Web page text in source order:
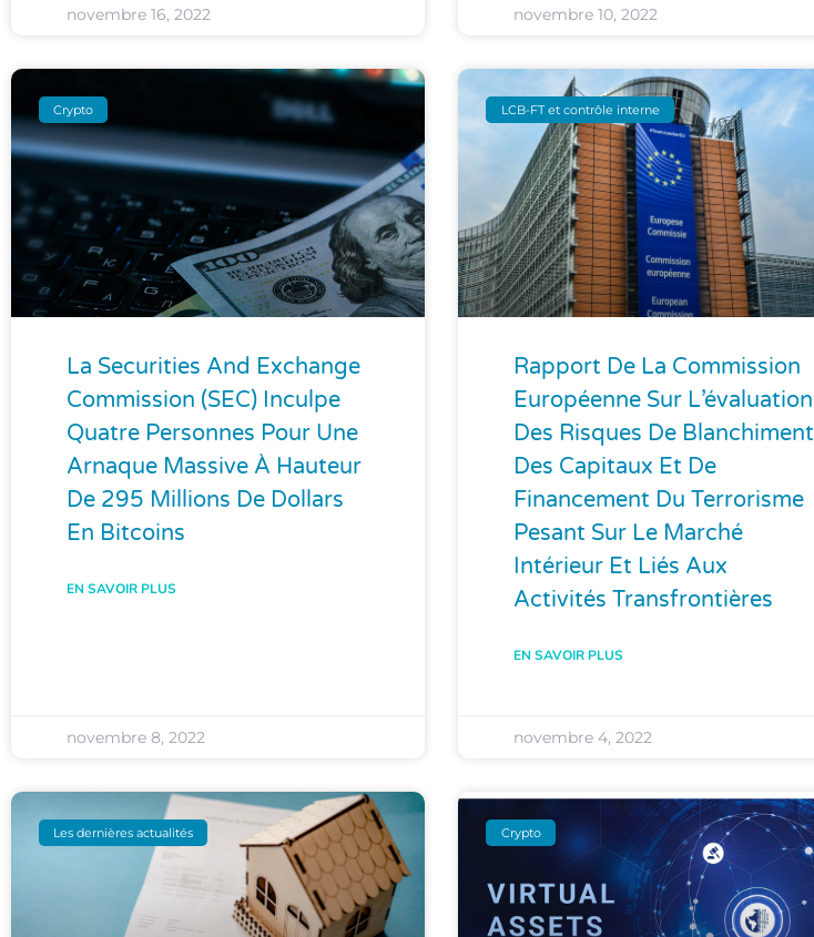
novembre 16, 2022 novembre 10, 2022
Crypto
La Securities And Exchange
Commission (SEC) Inculpe
Quatre Personnes Pour Une
Arnaque Massive À Hauteur
De 295 Millions De Dollars
En Bitcoins
EN SAVOIR PLUS
novembre 8, 2022
LCB-FT et contrôle interne
Rapport De La Commission
Européenne Sur L’évaluation
Des Risques De Blanchiment
Des Capitaux Et De
Financement Du Terrorisme
Pesant Sur Le Marché
Intérieur Et Liés Aux
Activités Transfrontières
EN SAVOIR PLUS
novembre 4, 2022
Les dernières actualités Crypto